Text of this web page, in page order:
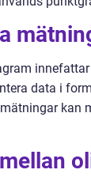
data i
kan